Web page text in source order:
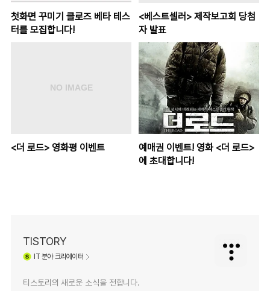
첫화면 꾸미기 클로즈 베타 테스
터를 모집합니다!
<베스트셀러> 제작보고회 당첨
자 발표
<더 로드> 영화평 이벤트
예매권 이벤트! 영화 <더 로드>
에 초대합니다!
TISTORY
IT 분야 크리에이터
티스토리의 새로운 소식을 전합니다.